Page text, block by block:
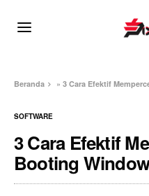
Beranda »3 Cara Efektif
SOFTWARE
3 Cara Efektif
Booting